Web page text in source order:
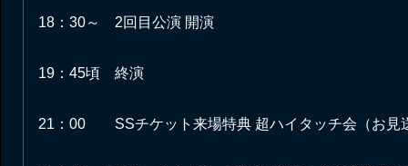
18：30～ 2回目公演 開演
19：45頃 終演
21：00 SSチケット来場特典 超ハイタッチ会（お見